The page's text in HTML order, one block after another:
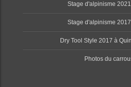
Stage d'alpinisme
Stage d'alpinisme
Dry Tool Style 2017 à
Photos du